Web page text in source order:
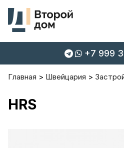
+7 999
Главная Швейцария
HRS